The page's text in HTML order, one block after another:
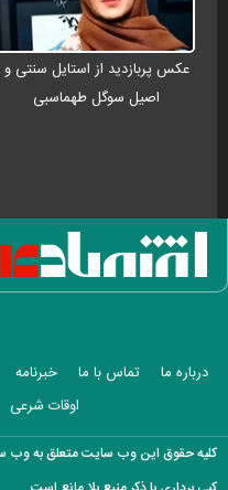
عکس پربازدید از استایل سنتی و
اصیل سوگل طهماسبی
درباره ما تماس با ما خبرنامه
اوقات شرعی